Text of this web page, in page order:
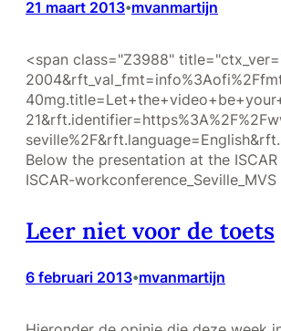
21 maart 2013•mvanmartijn
<span class="Z3988"
Below the presentation at the
ISCAR-
Leer niet voor de toets
6 februari 2013•mvanmartijn